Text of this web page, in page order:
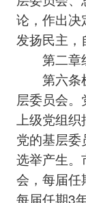
论，作出决
发扬民主，
第二章
第六条机
层委员会
上级党组
党的基层
选举产生。
会，每届任
每届任期3